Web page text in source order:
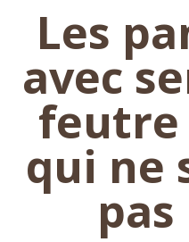
Les
avec
qui ne